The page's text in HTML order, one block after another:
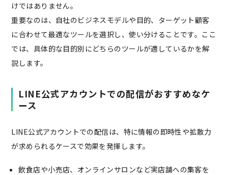
けではありません。
重要なのは、自社のビジネスモデルや目的、ターゲット顧客
に合わせて最適なツールを選択し、使い分けることです。ここ
では、具体的な目的別にどちらのツールが適しているかを解
説します。
LINE公式アカウントでの配信がおすすめなケ
ース
LINE公式アカウントでの配信は、特に情報の即時性や拡散力
が求められるケースで効果を発揮します。
飲食店や小売店、オンラインサロンなど実店舗への集客を